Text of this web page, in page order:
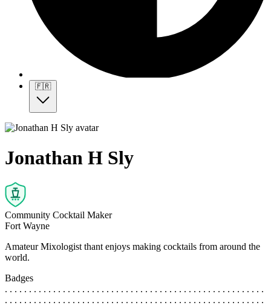
🇫🇷
Jonathan H Sly
Community Cocktail Maker
Fort Wayne
Amateur Mixologist thant enjoys making cocktails from around the
world.
Badges
. . . . . . . . . . . . . . . . . . . . . . . . . . . . . . . . . . . . . . . . . . . . . . . . . . . . . .
. . . . . . . . . . . . . . . . . . . . . . . . . . . . . . . . . . . . . . . . . . . . . . . . . . . . . .